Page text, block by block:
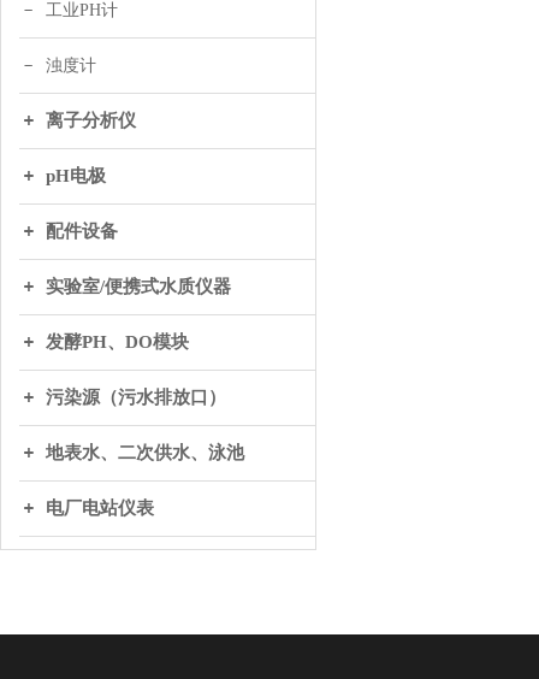
工业PH计
浊度计
离子分析仪
pH电极
配件设备
实验室/便携式水质仪器
发酵PH、DO模块
污染源（污水排放口）
地表水、二次供水、泳池
电厂电站仪表